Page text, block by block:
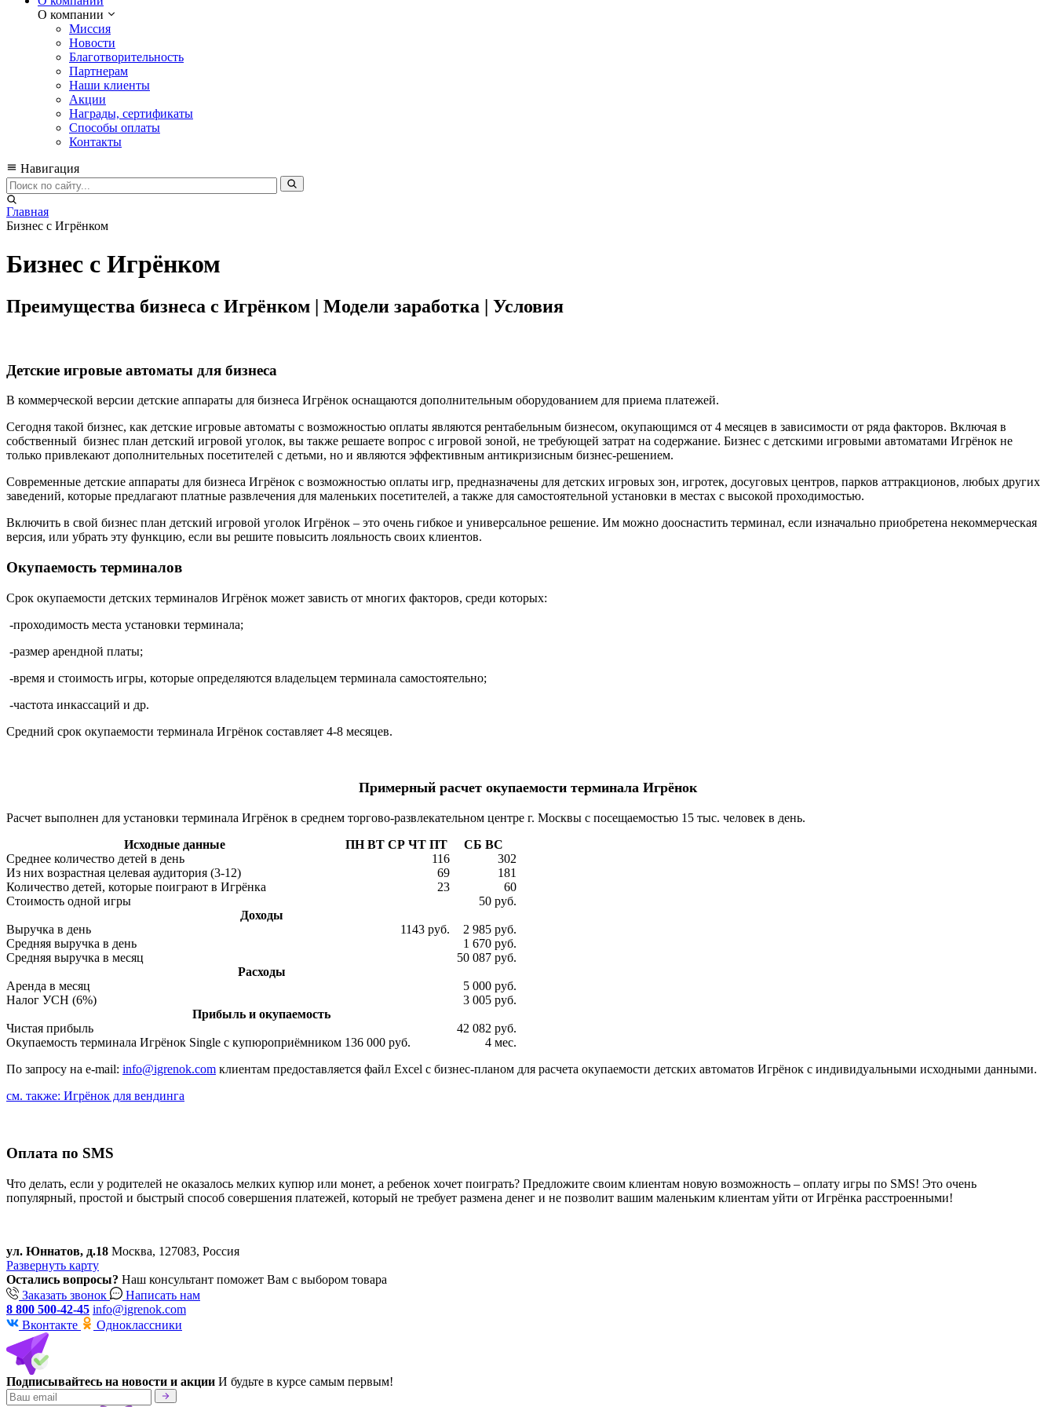
О компании
Миссия
Новости
Благотворительность
Партнерам
Наши клиенты
Акции
Награды, сертификаты
Способы оплаты
Контакты
Навигация
Главная
Бизнес с Игрёнком
Бизнес с Игрёнком
Преимущества бизнеса с Игрёнком | Модели заработка | Условия
Детские игровые автоматы для бизнеса
В коммерческой версии детские аппараты для бизнеса Игрёнок оснащаются дополнительным оборудованием для приема платежей.
Сегодня такой бизнес, как детские игровые автоматы с возможностью оплаты являются рентабельным бизнесом, окупающимся от 4 месяцев в зависимости от ряда факторов. Включая в
собственный бизнес план детский игровой уголок, вы также решаете вопрос с игровой зоной, не требующей затрат на содержание. Бизнес с детскими игровыми автоматами Игрёнок не
только привлекают дополнительных посетителей с детьми, но и являются эффективным антикризисным бизнес-решением.
Современные детские аппараты для бизнеса Игрёнок с возможностью оплаты игр, предназначены для детских игровых зон, игротек, досуговых центров, парков аттракционов, любых других
заведений, которые предлагают платные развлечения для маленьких посетителей, а также для самостоятельной установки в местах с высокой проходимостью.
Включить в свой бизнес план детский игровой уголок Игрёнок – это очень гибкое и универсальное решение. Им можно дооснастить терминал, если изначально приобретена некоммерческая
версия, или убрать эту функцию, если вы решите повысить лояльность своих клиентов.
Окупаемость терминалов
Срок окупаемости детских терминалов Игрёнок может зависть от многих факторов, среди которых:
-проходимость места установки терминала;
-размер арендной платы;
-время и стоимость игры, которые определяются владельцем терминала самостоятельно;
-частота инкассаций и др.
Средний срок окупаемости терминала Игрёнок составляет 4-8 месяцев.
Примерный расчет окупаемости терминала Игрёнок
Расчет выполнен для установки терминала Игрёнок в среднем торгово-развлекательном центре г. Москвы с посещаемостью 15 тыс. человек в день.
Исходные данные
ПН ВТ СР ЧТ ПТ
СБ ВС
Среднее количество детей в день
116
302
Из них возрастная целевая аудитория (3-12)
69
181
Количество детей, которые поиграют в Игрёнка
23
60
Стоимость одной игры
50 руб.
Доходы
Выручка в день
1143 руб.
2 985 руб.
Средняя выручка в день
1 670 руб.
Средняя выручка в месяц
50 087 руб.
Расходы
Аренда в месяц
5 000 руб.
Налог УСН (6%)
3 005 руб.
Прибыль и окупаемость
Чистая прибыль
42 082 руб.
Окупаемость терминала Игрёнок Single с купюроприёмником 136 000 руб.
4 мес.
По запросу на e-mail: info@igrenok.com клиентам предоставляется файл Excel с бизнес-планом для расчета окупаемости детских автоматов Игрёнок с индивидуальными исходными данными.
см. также: Игрёнок для вендинга
Оплата по SMS
Что делать, если у родителей не оказалось мелких купюр или монет, а ребенок хочет поиграть? Предложите своим клиентам новую возможность – оплату игры по SMS! Это очень
популярный, простой и быстрый способ совершения платежей, который не требует размена денег и не позволит вашим маленьким клиентам уйти от Игрёнка расстроенными!
ул. Юннатов, д.18 Москва, 127083, Россия
Развернуть карту
Остались вопросы? Наш консультант поможет Вам с выбором товара
Заказать звонок
Написать нам
8 800 500-42-45 info@igrenok.com
Вконтакте
Одноклассники
Подписывайтесь на новости и акции И будьте в курсе самым первым!